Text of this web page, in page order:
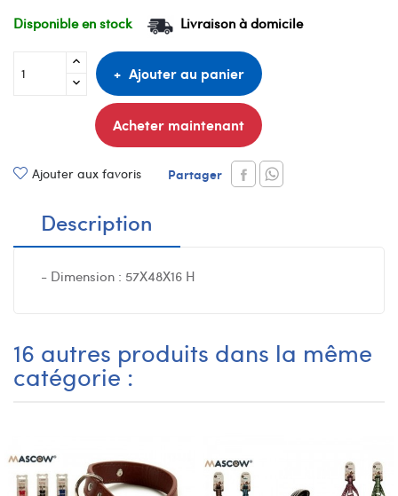
Disponible en stock Livraison à domicile
Ajouter au panier
Acheter maintenant
Ajouter aux favoris Partager
Description
- Dimension : 57X48X16 H
16 autres produits dans la même
catégorie :